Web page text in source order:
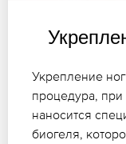
Укрепление
процедура, при
наносится
биогеля,